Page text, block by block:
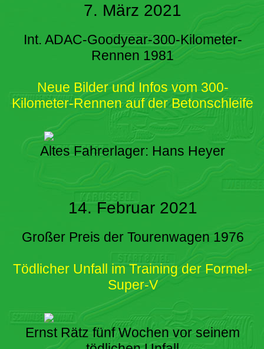
7. März 2021
Int. ADAC-Goodyear-300-Kilometer-
Rennen 1981
Neue Bilder und Infos vom 300-
Kilometer-Rennen auf der Betonschleife
Altes Fahrerlager: Hans Heyer
14. Februar 2021
Großer Preis der Tourenwagen 1976
Tödlicher Unfall im Training der Formel-
Super-V
Ernst Rätz fünf Wochen vor seinem